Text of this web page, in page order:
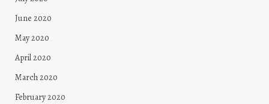
June 2020
May 2020
April 2020
March 2020
February 2020